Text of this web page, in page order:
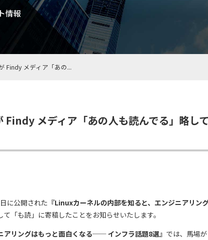
情報
Findy メディア「あの...
Findy メディア「あの人も読んでる」略し
に公開された 『Linuxカーネルの内部を知ると、エンジニアリ
「も読」に寄稿したことをお知らせいたします。
アリングはもっと面白くなる── インフラ話題8選』 では、馬場